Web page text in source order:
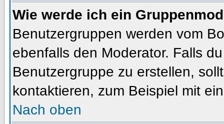
Wie werde ich ein
Benutzergruppen werden vom
ebenfalls den Moderator. Falls
Benutzergruppe zu erstellen,
kontaktieren, zum Beispiel mit
Nach oben